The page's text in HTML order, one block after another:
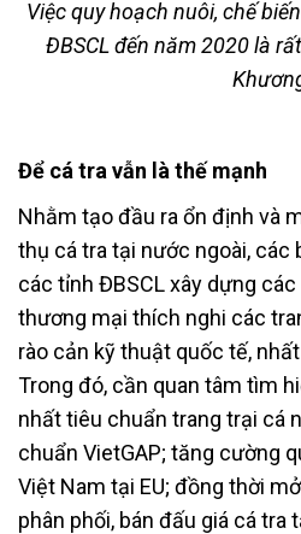
Việc quy hoạch nuôi, chế
ĐBSCL đến năm 2020 là
Để cá tra vẫn là thế mạnh
Nhằm tạo đầu ra ổn định và
thụ cá tra tại nước ngoài, các
các tỉnh ĐBSCL xây dựng
thương mại thích nghi các
rào cản kỹ thuật quốc tế,
Trong đó, cần quan tâm tìm
nhất tiêu chuẩn trang trại cá
chuẩn VietGAP; tăng cường
Việt Nam tại EU; đồng thời
phân phối, bán đấu giá cá tra